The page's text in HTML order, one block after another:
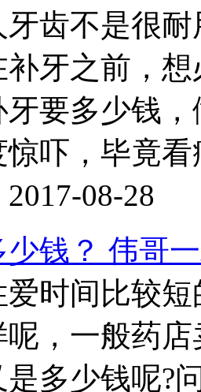
不是很耐
补牙之前，
要多少钱
惊吓，毕竟
08-28
钱？ 伟哥
间比较短
，一般药
多少钱呢?